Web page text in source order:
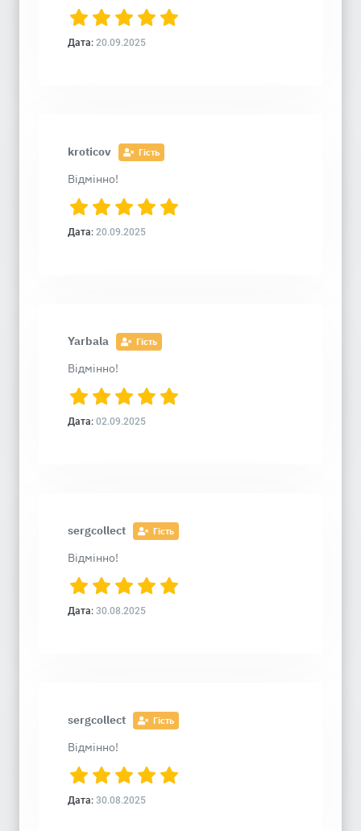
Дата: 20.09.2025
kroticov Гість
Відмінно!
Дата: 20.09.2025
Yarbala Гість
Відмінно!
Дата: 02.09.2025
sergcollect Гість
Відмінно!
Дата: 30.08.2025
sergcollect Гість
Відмінно!
Дата: 30.08.2025